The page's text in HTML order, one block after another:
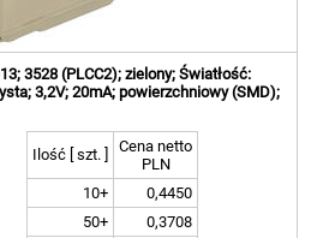
3528 (PLCC2); zielony; Światłość:
3,2V; 20mA; powierzchniowy (SMD);
Ilość [ szt. ]
Cena netto
PLN
10+
0,4450
50+
0,3708